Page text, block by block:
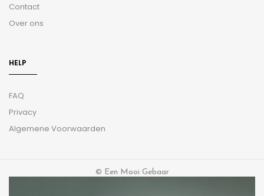
Contact
Over ons
HELP
FAQ
Privacy
Algemene Voorwaarden
© Een Mooi Gebaar